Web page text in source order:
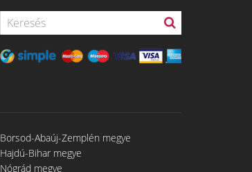
Borsod-Abaúj-Zemplén megye
Hajdú-Bihar megye
Nógrád megye